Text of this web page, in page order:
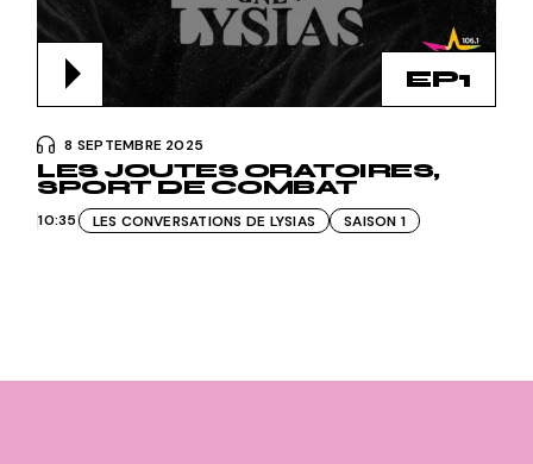
EP1
8 SEPTEMBRE 2025
LES JOUTES ORATOIRES,
SPORT DE COMBAT
10:35 LES CONVERSATIONS DE LYSIAS SAISON 1